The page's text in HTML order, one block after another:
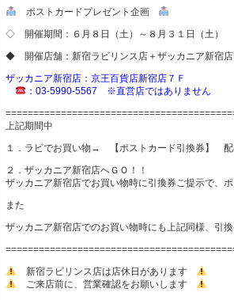
ポストカードプレゼント企画
◇ 開催期間：６月８日（土）～８月３１日（土）
◆ 開催店舗：新宿ラビリンス店＋ザッカニア新宿店
ザッカニア新宿店：京王百貨店新宿店７Ｆ
：03-5990-5567 ※直営店ではありません
上記期間中
１．ラビでお買い物→ 【ポストカード引換券】
２．ザッカニア新宿店へＧＯ！！
ザッカニア新宿店でお買い物時に引換券ご提示で、
また
ザッカニア新宿店でのお買い物時にも上記同様、引換
新宿ラビリンス店は店休日があります
ご来店前に、営業確認をお願いします